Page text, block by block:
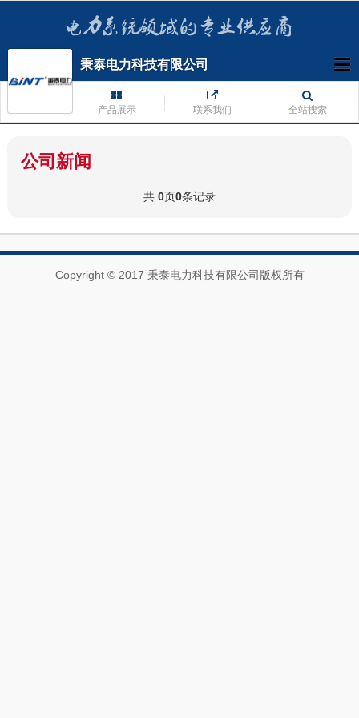
秉泰电力科技有限公司
产品展示 联系我们 全站搜索
公司新闻
共 0页0条记录
Copyright © 2017 秉泰电力科技有限公司版权所有